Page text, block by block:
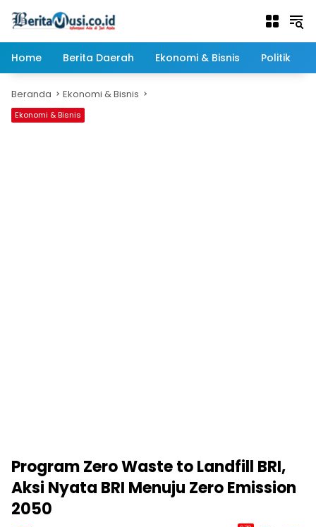
Home
Berita Daerah Ekonomi & Bisnis Politik
Beranda Ekonomi & Bisnis
Ekonomi & Bisnis
Program Zero Waste to Landfill BRI,
Aksi Nyata BRI Menuju Zero Emission
2050